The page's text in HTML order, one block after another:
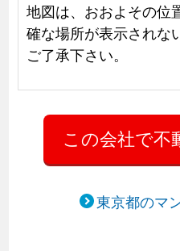
地図は、おおよその位
確な場所が表示されな
ご了承下さい。
東京都のマ